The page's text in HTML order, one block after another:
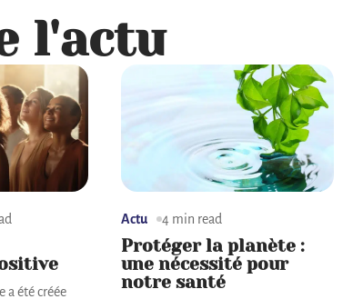
l'actu
a été créée
Actu 4 min read
Protéger la planète :
une nécessité pour
notre santé